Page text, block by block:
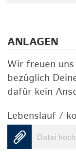
ANLAGEN
Wir freuen
bezüglich
dafür kein
Lebenslauf /
Datei